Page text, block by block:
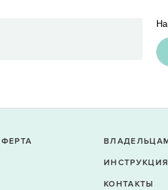
КОНТАКТЫ